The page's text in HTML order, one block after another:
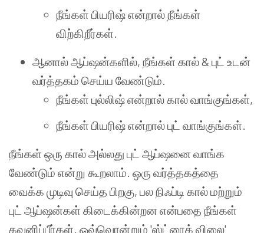
நீங்கள் பியரிஷ் என்றால் நீங்கள்
விற்கிறீர்கள்.
ஆனால் ஆப்ஷன்களில், நீங்கள் கால் & புட் உடன்
வர்த்தகம் செய்ய வேண்டும்.
நீங்கள் புல்லிஷ் என்றால் கால் வாங்குங்கள்,
நீங்கள் பியரிஷ் என்றால் புட் வாங்குங்கள்.
நீங்கள் ஒரு கால் அல்லது புட் ஆப்ஷனை வாங்க
வேண்டும் என்று கூறலாம். ஒரு வர்த்தகத்தை
வைக்க முடிவு செய்த பிறகு, பல நிஃப்டி கால் மற்றும்
புட் ஆப்ஷன்கள் கிடைக்கின்றன என்பதை நீங்கள்
கவனிப்பீர்கள். ஒவ்வொன்றும் 'ஸ்ட்ரைக் விலை'